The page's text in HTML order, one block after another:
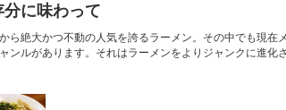
分に味わって
ら絶大かつ不動の人気を誇るラーメン。その中でも現在
ンルがあります。それはラーメンをよりジャンクに進化